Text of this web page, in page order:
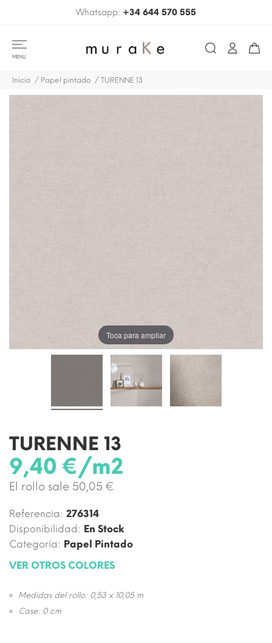
Whatsapp: +34 644 570 555
MENU
Inicio Papel pintado TURENNE 13
Toca para ampliar
TURENNE 13
9,40 €/m2
El rollo sale 50,05 €
Referencia: 276314
Disponibilidad: En Stock
Categoría: Papel Pintado
VER OTROS COLORES
Medidas del rollo: 0,53 x 10,05 m
Case: 0 cm